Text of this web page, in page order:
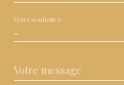
-
Vous souhaitez
Votre message